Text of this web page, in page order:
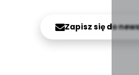
Zapisz się do